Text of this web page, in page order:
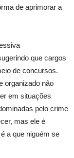
de aprimorar a
que cargos
de concursos.
organizado não
em situações
pelo crime
mas ele é
a que niguém se